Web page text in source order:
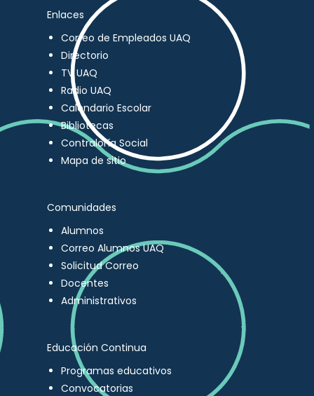
Enlaces
Correo de Empleados UAQ
Directorio
TV UAQ
Radio UAQ
Calendario Escolar
Bibliotecas
Contraloría Social
Mapa de sitio
Comunidades
Alumnos
Correo Alumnos UAQ
Solicitud Correo
Docentes
Administrativos
Educación Continua
Programas educativos
Convocatorias